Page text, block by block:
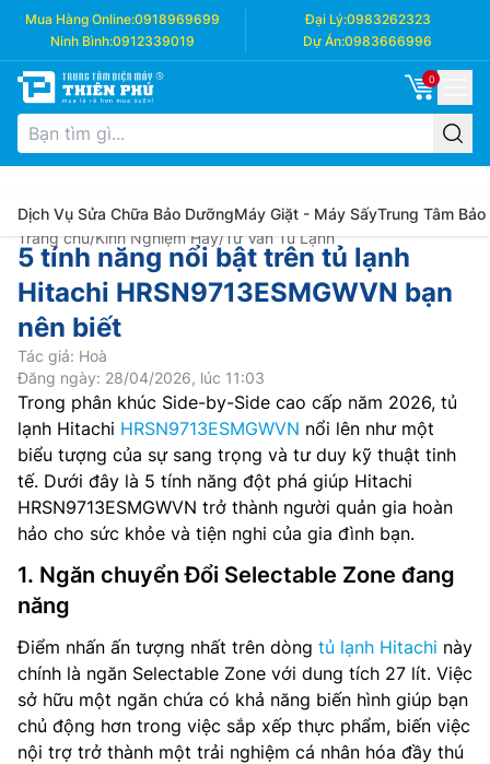
Mua Hàng Online:0918969699 Đại Lý:0983262323
Ninh Bình:0912339019 Dự Án:0983666996
0
Dịch Vụ Sửa Chữa Bảo DưỡngMáy Giặt - Máy SấyTrung Tâm Bảo
Trang chủ/Kinh Nghiệm Hay/Tư Vấn Tủ Lạnh
5 tính năng nổi bật trên tủ lạnh
Hitachi HRSN9713ESMGWVN bạn
nên biết
Tác giả: Hoà
Đăng ngày: 28/04/2026, lúc 11:03
Trong phân khúc Side-by-Side cao cấp năm 2026, tủ
lạnh Hitachi HRSN9713ESMGWVN nổi lên như một
biểu tượng của sự sang trọng và tư duy kỹ thuật tinh
tế. Dưới đây là 5 tính năng đột phá giúp Hitachi
HRSN9713ESMGWVN trở thành người quản gia hoàn
hảo cho sức khỏe và tiện nghi của gia đình bạn.
1. Ngăn chuyển Đổi Selectable Zone đang
năng
Điểm nhấn ấn tượng nhất trên dòng tủ lạnh Hitachi này
chính là ngăn Selectable Zone với dung tích 27 lít. Việc
sở hữu một ngăn chứa có khả năng biến hình giúp bạn
chủ động hơn trong việc sắp xếp thực phẩm, biến việc
nội trợ trở thành một trải nghiệm cá nhân hóa đầy thú